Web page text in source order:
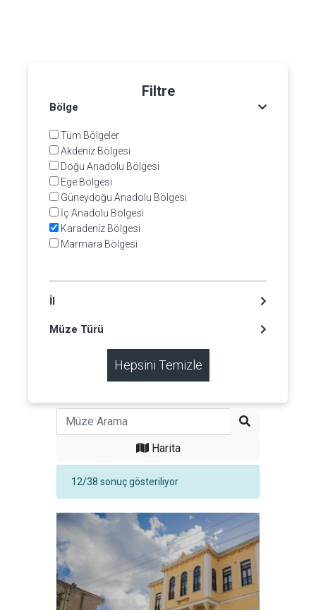
Filtre
Bölge
Tüm Bölgeler
Akdeniz Bölgesi
Doğu Anadolu Bölgesi
Ege Bölgesi
Güneydoğu Anadolu Bölgesi
İç Anadolu Bölgesi
Karadeniz Bölgesi
Marmara Bölgesi
İl
Müze Türü
Hepsini Temizle
Harita
12/38 sonuç gösteriliyor